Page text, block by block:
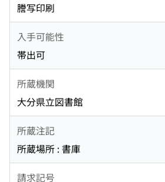
謄写印刷
入手可能性
帯出可
所蔵機関
大分県立図書館
所蔵注記
所蔵場所 : 書庫
請求記号